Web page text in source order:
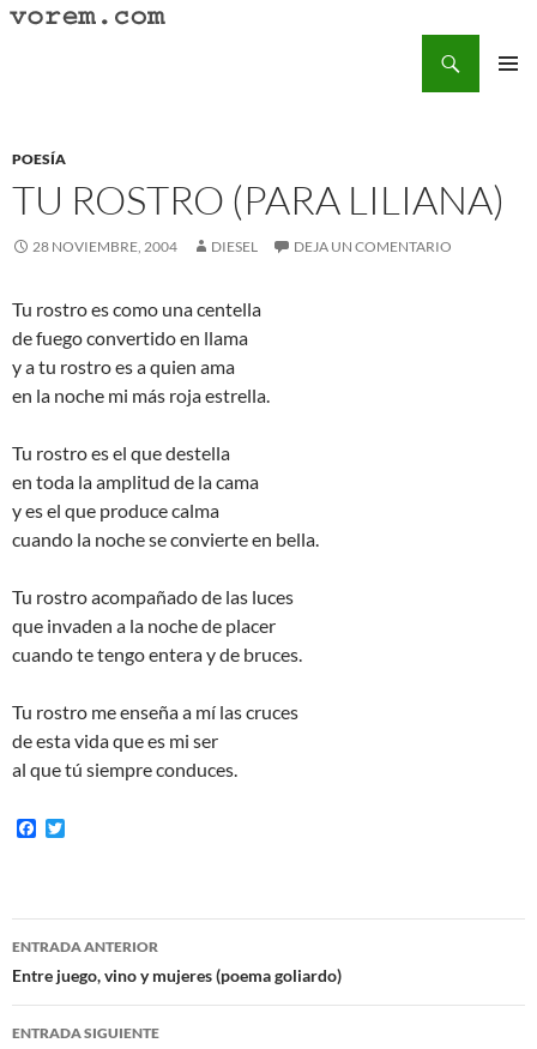
Saltar
POESÍA
TU ROSTRO (PARA LILIANA)
28 NOVIEMBRE, 2004 DIESEL DEJA UN COMENTARIO
Tu rostro es como una centella
de fuego convertido en llama
y a tu rostro es a quien ama
en la noche mi más roja estrella.
Tu rostro es el que destella
en toda la amplitud de la cama
y es el que produce calma
cuando la noche se convierte en bella.
Tu rostro acompañado de las luces
que invaden a la noche de placer
cuando te tengo entera y de bruces.
Tu rostro me enseña a mí las cruces
de esta vida que es mi ser
al que tú siempre conduces.
F
o
o
e
r
Navegación
de
entradas
ENTRADA ANTERIOR
Entre juego, vino y mujeres (poema goliardo)
ENTRADA SIGUIENTE